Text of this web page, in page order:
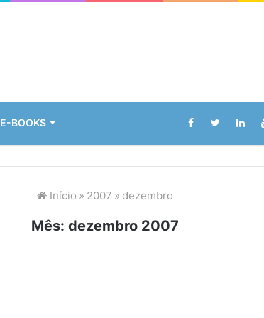
E-BOOKS
Início » 2007 » dezembro
Mês: dezembro 2007